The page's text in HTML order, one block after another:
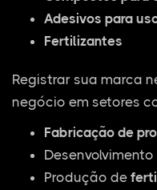
Adesivos para
Fertilizantes
Registrar sua marca
negócio em setores
Fabricação de
Desenvolvimento
Produção de